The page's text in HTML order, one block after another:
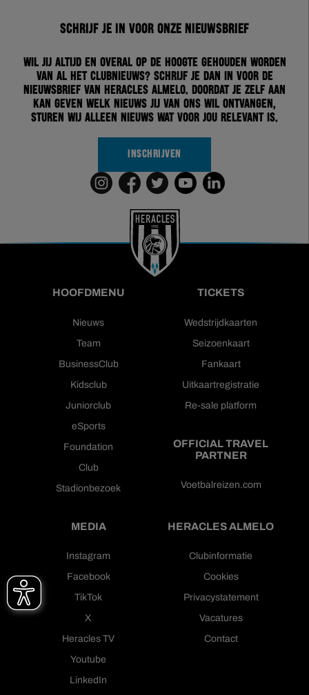
Schrijf je in voor onze nieuwsbrief
Wil jij altijd en overal op de hoogte gehouden worden
van al het clubnieuws? Schrijf je dan in voor de
nieuwsbrief van Heracles Almelo. Doordat je zelf aan
kan geven welk nieuws jij van ons wil ontvangen,
sturen wij alleen nieuws wat voor jou relevant is.
INSCHRIJVEN
HOOFDMENU
Nieuws
Team
BusinessClub
Kidsclub
Juniorclub
eSports
Foundation
Club
Stadionbezoek
TICKETS
Wedstrijdkaarten
Seizoenkaart
Fankaart
Uitkaartregistratie
Re-sale platform
OFFICIAL TRAVEL
PARTNER
Voetbalreizen.com
MEDIA
Instagram
Facebook
TikTok
X
Heracles TV
Youtube
LinkedIn
HERACLES ALMELO
Clubinformatie
Cookies
Privacystatement
Vacatures
Contact